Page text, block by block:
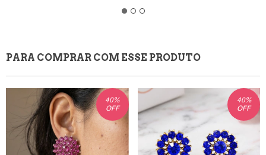
PARA COMPRAR COM ESSE PRODUTO
40%
OFF
40%
OFF